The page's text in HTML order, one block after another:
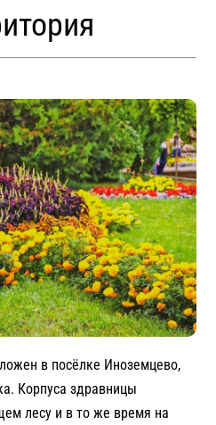
в посёлке Иноземцево,
Корпуса здравницы
лесу и в то же время на